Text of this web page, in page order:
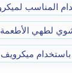
المناسب
لطهي